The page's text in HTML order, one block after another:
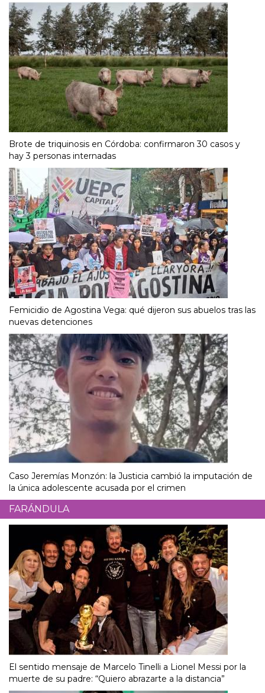
Brote de triquinosis en Córdoba: confirmaron 30 casos y
hay 3 personas internadas
Femicidio de Agostina Vega: qué dijeron sus abuelos tras las
nuevas detenciones
Caso Jeremías Monzón: la Justicia cambió la imputación de
la única adolescente acusada por el crimen
FARÁNDULA
El sentido mensaje de Marcelo Tinelli a Lionel Messi por la
muerte de su padre: “Quiero abrazarte a la distancia”